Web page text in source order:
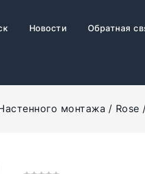
Новости Обратная
монтажа Rose